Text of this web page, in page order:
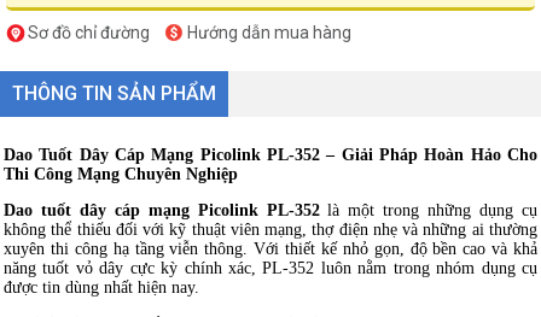
Sơ đồ chỉ đường Hướng dẫn mua hàng
THÔNG TIN SẢN PHẨM
Dao Tuốt Dây Cáp Mạng Picolink PL-352 – Giải Pháp Hoàn Hảo Cho
Thi Công Mạng Chuyên Nghiệp
Dao tuốt dây cáp mạng Picolink PL-352là một trong những dụng cụ
không thể thiếu đối với kỹ thuật viên mạng, thợ điện nhẹ và những ai thường
xuyên thi công hạ tầng viễn thông. Với thiết kế nhỏ gọn, độ bền cao và khả
năng tuốt vỏ dây cực kỳ chính xác, PL-352 luôn nằm trong nhóm dụng cụ
được tin dùng nhất hiện nay.